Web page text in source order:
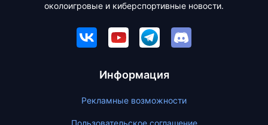
околоигровые и киберспортивные новости.
Информация
Рекламные возможности
Пользовательское соглашение